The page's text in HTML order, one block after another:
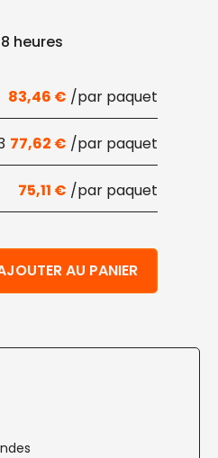
heures
83,46 €
77,62 €
75,11 €
avec couvercle ml
AU PANIER